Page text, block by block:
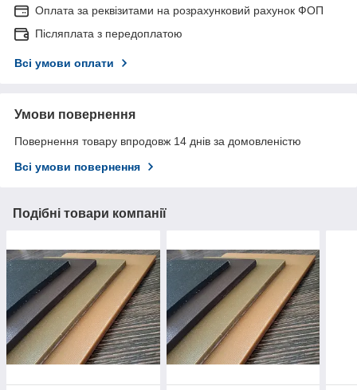
Оплата за реквізитами на розрахунковий рахунок ФОП
Післяплата з передоплатою
Всі умови оплати
Умови повернення
Повернення товару впродовж 14 днів за домовленістю
Всі умови повернення
Подібні товари компанії